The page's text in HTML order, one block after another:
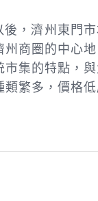
後，濟州東門
州商圈的中心
市集的特點，
類繁多，價格